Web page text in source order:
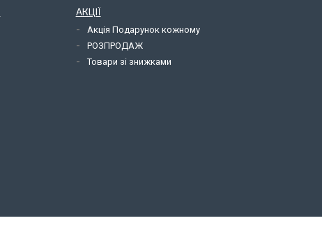
АКЦІЇ
Акція Подарунок кожному
РОЗПРОДАЖ
Товари зі знижками